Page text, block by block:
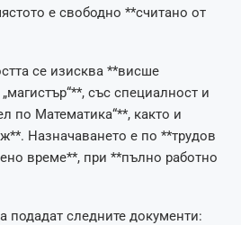
е свободно **считано от
се изисква **висше
със специалност и
по Математика“**, както и
Назначаването е по **трудов
време**, при **пълно работно
подадат следните документи: